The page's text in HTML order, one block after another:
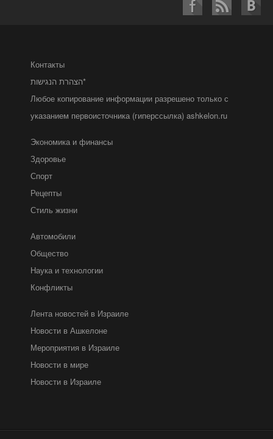
Контакты
הצהרת הנגישות*
Любое копирование информации разрешено только с
указанием первоисточника (гиперссылка) ashkelon.ru
Экономика и финансы
Здоровье
Спорт
Рецепты
Стиль жизни
Автомобили
Общество
Наука и технологии
Конфликты
Лента новостей в Израиле
Новости в Ашкелоне
Мероприятия в Израиле
Новости в мире
Новости в Израиле